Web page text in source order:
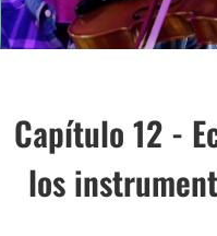
Capítulo 12 -
los